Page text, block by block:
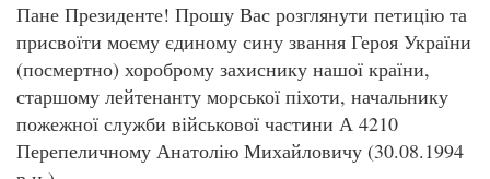
Пане Президенте! Прошу Вас розглянути петицію та
присвоїти моєму єдиному сину звання Героя України
(посмертно) хороброму захиснику нашої країни,
старшому лейтенанту морської піхоти, начальнику
пожежної служби військової частини А 4210
Перепеличному Анатолію Михайловичу (30.08.1994